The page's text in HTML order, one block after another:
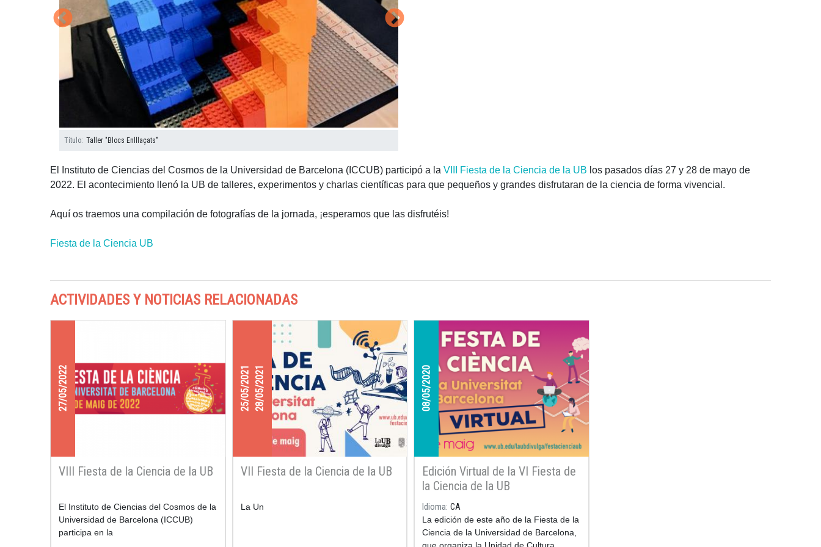
Título Taller "La Força Que Ens Uneix"
Título Taller "Blocs Enlllaçats"
Título La força que ens uneix
Título Taller de Simulacions de MQ
Título Taller de Simulacions de MQ
Título Taller "La Força Que Ens Uneix"
Título Taller "La Força Que Ens Uneix"
Título Taller "La Força Que Ens Uneix"
Título Taller "La Força Que Ens Uneix"
El Instituto de Ciencias del Cosmos de la Universidad de Barcelona (ICCUB) participó a la VIII Fiesta de la Ciencia de la UB los pasados días 27 y 28 de mayo de
2022. El acontecimiento llenó la UB de talleres, experimentos y charlas científicas para que pequeños y grandes disfrutaran de la ciencia de forma vivencial.
Aquí os traemos una compilación de fotografías de la jornada, ¡esperamos que las disfrutéis!
Fiesta de la Ciencia UB
ACTIVIDADES Y NOTICIAS RELACIONADAS
27/05/2022
VIII Fiesta de la Ciencia de la UB
El Instituto de Ciencias del Cosmos de la
Universidad de Barcelona (ICCUB)
participa en la
25/05/202128/05/2021
VII Fiesta de la Ciencia de la UB
La Un
08/05/2020
Edición Virtual de la VI Fiesta de
la Ciencia de la UB
Idioma CA
La edición de este año de la Fiesta de la
Ciencia de la Universidad de Barcelona,